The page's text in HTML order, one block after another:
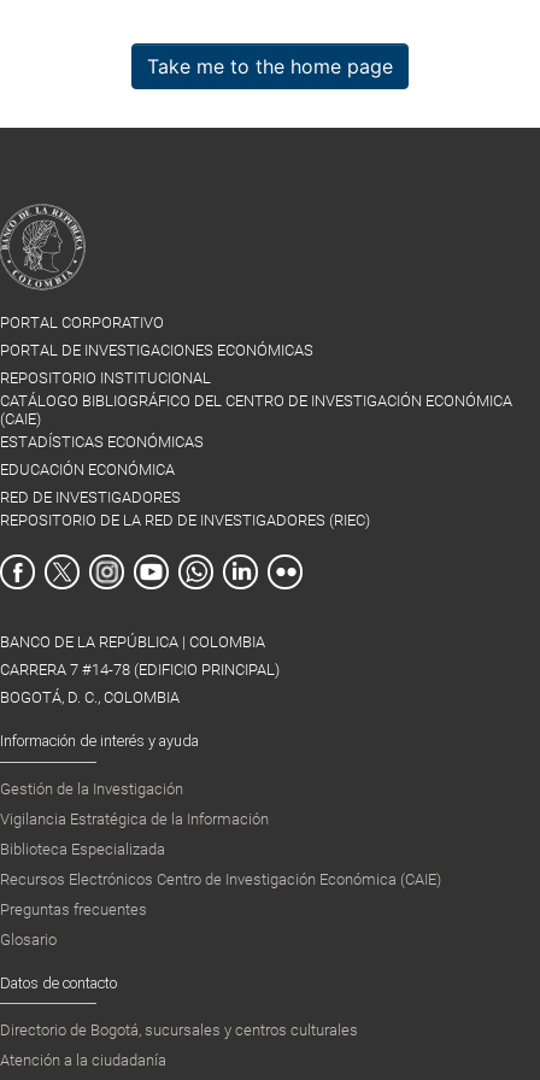
Take me to the home page
PORTAL CORPORATIVO
PORTAL DE INVESTIGACIONES ECONÓMICAS
REPOSITORIO INSTITUCIONAL
CATÁLOGO BIBLIOGRÁFICO DEL CENTRO DE INVESTIGACIÓN ECONÓMICA
(CAIE)
ESTADÍSTICAS ECONÓMICAS
EDUCACIÓN ECONÓMICA
RED DE INVESTIGADORES
REPOSITORIO DE LA RED DE INVESTIGADORES (RIEC)
BANCO DE LA REPÚBLICA | COLOMBIA
CARRERA 7 #14-78 (EDIFICIO PRINCIPAL)
BOGOTÁ, D. C., COLOMBIA
Información de interés y ayuda
Gestión de la Investigación
Vigilancia Estratégica de la Información
Biblioteca Especializada
Recursos Electrónicos Centro de Investigación Económica (CAIE)
Preguntas frecuentes
Glosario
Datos de contacto
Directorio de Bogotá, sucursales y centros culturales
Atención a la ciudadanía